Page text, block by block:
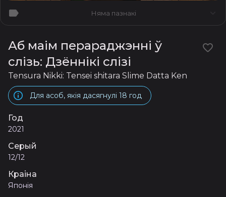
Няма пазнакі
Аб маім перараджэнні ў
слізь: Дзённікі слізі
Tensura Nikki: Tensei shitara Slime Datta Ken
Для асоб, якія дасягнулі 18 год
Год
2021
Серый
12/12
Краіна
Японія